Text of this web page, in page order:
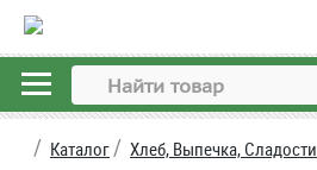
Каталог Хлеб, Выпечка, Сладости